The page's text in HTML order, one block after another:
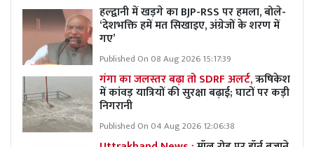
हल्द्वानी में खड़गे का BJP-RSS पर हमला, बोले-
‘देशभक्ति हमें मत सिखाइए, अंग्रेजों के शरण में
गए’
Published On 08 Aug 2026 15:17:39
गंगा का जलस्तर बढ़ा तो SDRF अलर्ट,ऋषिकेश
में कांवड़ यात्रियों की सुरक्षा बढ़ाई; घाटों पर कड़ी
निगरानी
Published On 04 Aug 2026 12:06:38